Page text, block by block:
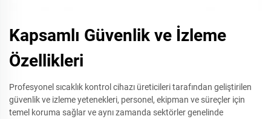
Kapsamlı Güvenlik ve İzleme
Özellikleri
Profesyonel sıcaklık kontrol cihazı üreticileri tarafından geliştirilen
güvenlik ve izleme yetenekleri, personel, ekipman ve süreçler için
temel koruma sağlar ve aynı zamanda sektörler genelinde